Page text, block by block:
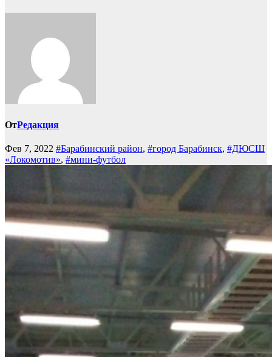
ОтРедакция
Фев 7, 2022 #Барабинский район, #город Барабинск, #ДЮСШ
«Локомотив», #мини-футбол